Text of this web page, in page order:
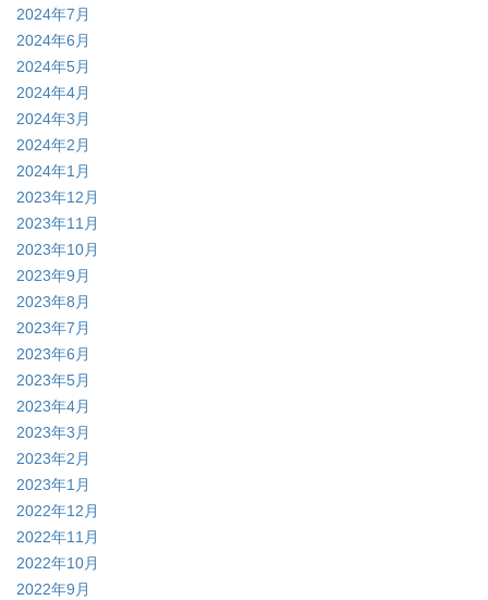
2024年7月
2024年6月
2024年5月
2024年4月
2024年3月
2024年2月
2024年1月
2023年12月
2023年11月
2023年10月
2023年9月
2023年8月
2023年7月
2023年6月
2023年5月
2023年4月
2023年3月
2023年2月
2023年1月
2022年12月
2022年11月
2022年10月
2022年9月